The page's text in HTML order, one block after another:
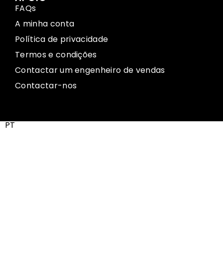
FAQs
A minha conta
Política de privacidade
Termos e condições
Contactar um engenheiro de vendas
Contactar-nos
PT